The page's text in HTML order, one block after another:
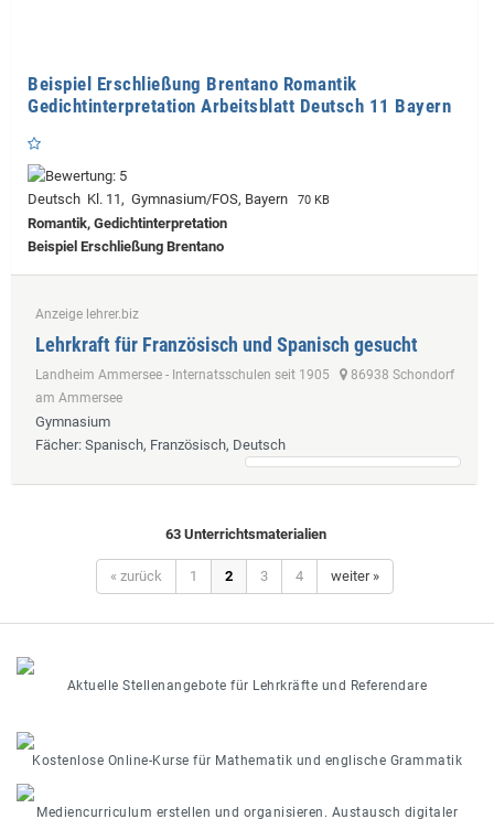
Beispiel Erschließung Brentano Romantik
Gedichtinterpretation Arbeitsblatt Deutsch 11 Bayern
Deutsch Kl. 11, Gymnasium/FOS, Bayern 70 KB
Romantik, Gedichtinterpretation
Beispiel Erschließung Brentano
Anzeige lehrer.biz
Lehrkraft für Französisch und Spanisch gesucht
Landheim Ammersee - Internatsschulen seit 1905
86938 Schondorf
am Ammersee
Gymnasium
Fächer: Spanisch, Französisch, Deutsch
63 Unterrichtsmaterialien
« zurück 1 2 3 4 weiter »
Aktuelle Stellenangebote für Lehrkräfte und Referendare
Kostenlose Online-Kurse für Mathematik und englische Grammatik
Mediencurriculum erstellen und organisieren. Austausch digitaler